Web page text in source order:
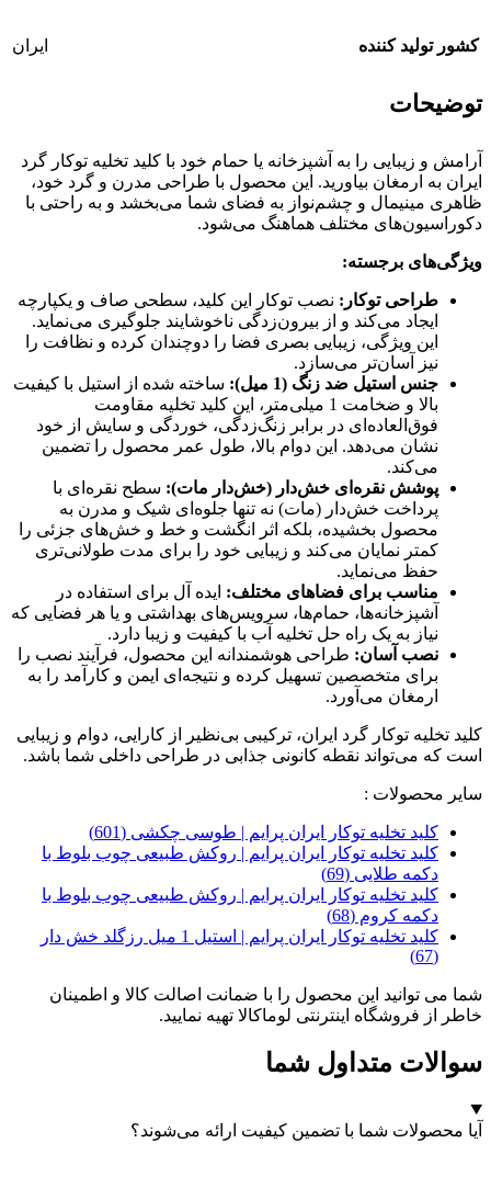
کشور تولید کننده ایران
توضیحات
آرامش و زیبایی را به آشپزخانه یا حمام خود با کلید تخلیه توکار گرد
ایران به ارمغان بیاورید. این محصول با طراحی مدرن و گرد خود،
ظاهری مینیمال و چشم‌نواز به فضای شما می‌بخشد و به راحتی با
دکوراسیون‌های مختلف هماهنگ می‌شود.
ویژگی‌های برجسته:
طراحی توکار: نصب توکار این کلید، سطحی صاف و یکپارچه
ایجاد می‌کند و از بیرون‌زدگی ناخوشایند جلوگیری می‌نماید.
این ویژگی، زیبایی بصری فضا را دوچندان کرده و نظافت را
نیز آسان‌تر می‌سازد.
جنس استیل ضد زنگ (1 میل):
ساخته شده از استیل با کیفیت
بالا و ضخامت 1 میلی‌متر، این کلید تخلیه مقاومت
فوق‌العاده‌ای در برابر زنگ‌زدگی، خوردگی و سایش از خود
نشان می‌دهد. این دوام بالا، طول عمر محصول را تضمین
می‌کند.
پوشش نقره‌ای خش‌دار (خش‌دار مات): سطح نقره‌ای با
پرداخت خش‌دار (مات) نه تنها جلوه‌ای شیک و مدرن به
محصول بخشیده، بلکه اثر انگشت و خط و خش‌های جزئی را
کمتر نمایان می‌کند و زیبایی خود را برای مدت طولانی‌تری
حفظ می‌نماید.
مناسب برای فضاهای مختلف: ایده آل برای استفاده در
آشپزخانه‌ها، حمام‌ها، سرویس‌های بهداشتی و یا هر فضایی که
نیاز به یک راه حل تخلیه آب با کیفیت و زیبا دارد.
نصب آسان: طراحی هوشمندانه این محصول، فرآیند نصب را
برای متخصصین تسهیل کرده و نتیجه‌ای ایمن و کارآمد را به
ارمغان می‌آورد.
کلید تخلیه توکار گرد ایران، ترکیبی بی‌نظیر از کارایی، دوام و زیبایی
است که می‌تواند نقطه کانونی جذابی در طراحی داخلی شما باشد.
سایر محصولات :
کلید تخلیه توکار ایران پرایم | طوسی چکشی (601)
کلید تخلیه توکار ایران پرایم | روکش طبیعی چوب بلوط با
دکمه طلایی (69)
کلید تخلیه توکار ایران پرایم | روکش طبیعی چوب بلوط با
دکمه کروم (68)
کلید تخلیه توکار ایران پرایم | استیل 1 میل رزگلد خش دار
(67)
شما می توانید این محصول را با ضمانت اصالت کالا و اطمینان
خاطر از فروشگاه اینترنتی لوماکالا تهیه نمایید.
سوالات متداول شما
آیا محصولات شما با تضمین کیفیت ارائه می‌شوند؟